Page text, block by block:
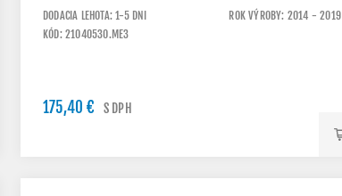
DODACIA LEHOTA: 1-5 DNI
ROK VÝROBY: 2014 - 2019
KÓD: 21040530.ME3
175,40 € S DPH